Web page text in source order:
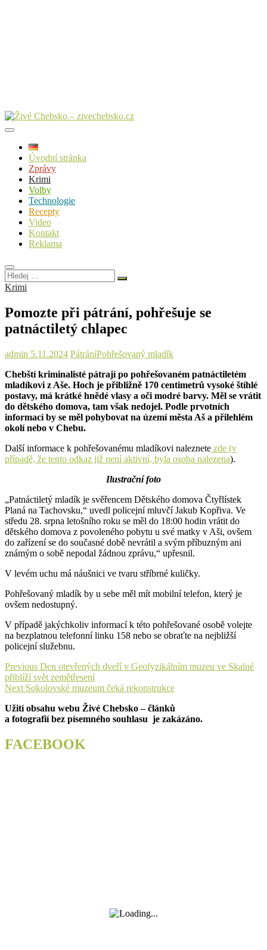
Úvodní stránka
Zprávy
Krimi
Volby
Technologie
Recepty
Video
Kontakt
Reklama
Hledej
…
Krimi
Pomozte při pátrání, pohřešuje se
patnáctiletý chlapec
admin 5.11.2024 PátráníPohřešovaný mladík
Chebští kriminalisté pátrají po pohřešovaném patnáctiletém
mladíkovi z Aše. Hoch je přibližně 170 centimetrů vysoké štíhlé
postavy, má krátké hnědé vlasy a oči modré barvy. Měl se vrátit
do dětského domova, tam však nedojel. Podle prvotních
informací by se měl pohybovat na území města Aš a přilehlém
okolí nebo v Chebu.
Další informace k pohřešovanému mladíkovi naleznete zde (v
případě, že tento odkaz již není aktivní, byla osoba nalezena).
Ilustrační foto
„Patnáctiletý mladík je svěřencem Dětského domova Čtyřlístek
Planá na Tachovsku,“ uvedl policejní mluvčí Jakub Kopřiva. Ve
středu 28. srpna letošního roku se měl do 18:00 hodin vrátit do
dětského domova z povoleného pobytu u své matky v Aši, ovšem
do zařízení se do současné době nevrátil a svým příbuzným ani
známým o sobě nepodal žádnou zprávu,“ upřesnil.
V levém uchu má náušnici ve tvaru stříbrné kuličky.
Pohřešovaný mladík by u sebe měl mít mobilní telefon, který je
ovšem nedostupný.
V případě jakýchkoliv informací k této pohřešované osobě volejte
na bezplatnou telefonní linku 158 nebo se obraťte na nejbližší
policejní služebnu.
Navigace
pro
příspěvek
Previous Previous
post:
Den otevřených dveří v Geofyzikálním muzeu ve Skalné
přiblíží svět zemětřesení
Next Next
Sokolovské muzeum čeká rekonstrukce
Užití obsahu webu Živé Chebsko – článků
a fotografií bez písemného souhlasu je zakázáno.
FACEBOOK